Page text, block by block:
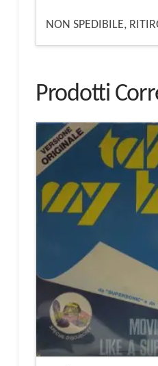
NON SPEDIBILE,
Prodotti